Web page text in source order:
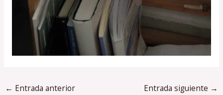
← Entrada anterior Entrada siguiente →